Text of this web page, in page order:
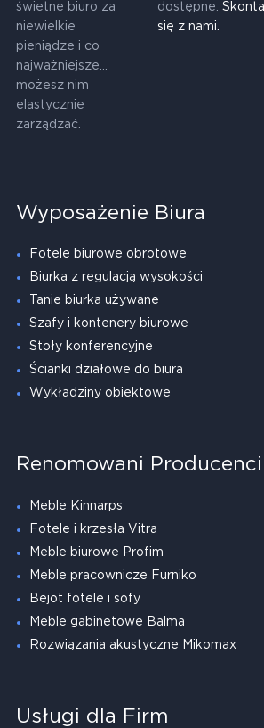
świetne biuro za
niewielkie
pieniądze i co
najważniejsze...
możesz nim
elastycznie
zarządzać.
dostępne.
się z nami.
Wyposażenie Biura
Fotele biurowe obrotowe
Biurka z regulacją wysokości
Tanie biurka używane
Szafy i kontenery biurowe
Stoły konferencyjne
Ścianki działowe do biura
Wykładziny obiektowe
Renomowani Producenci
Meble Kinnarps
Fotele i krzesła Vitra
Meble biurowe Profim
Meble pracownicze Furniko
Bejot fotele i sofy
Meble gabinetowe Balma
Rozwiązania akustyczne Mikomax
Usługi dla Firm